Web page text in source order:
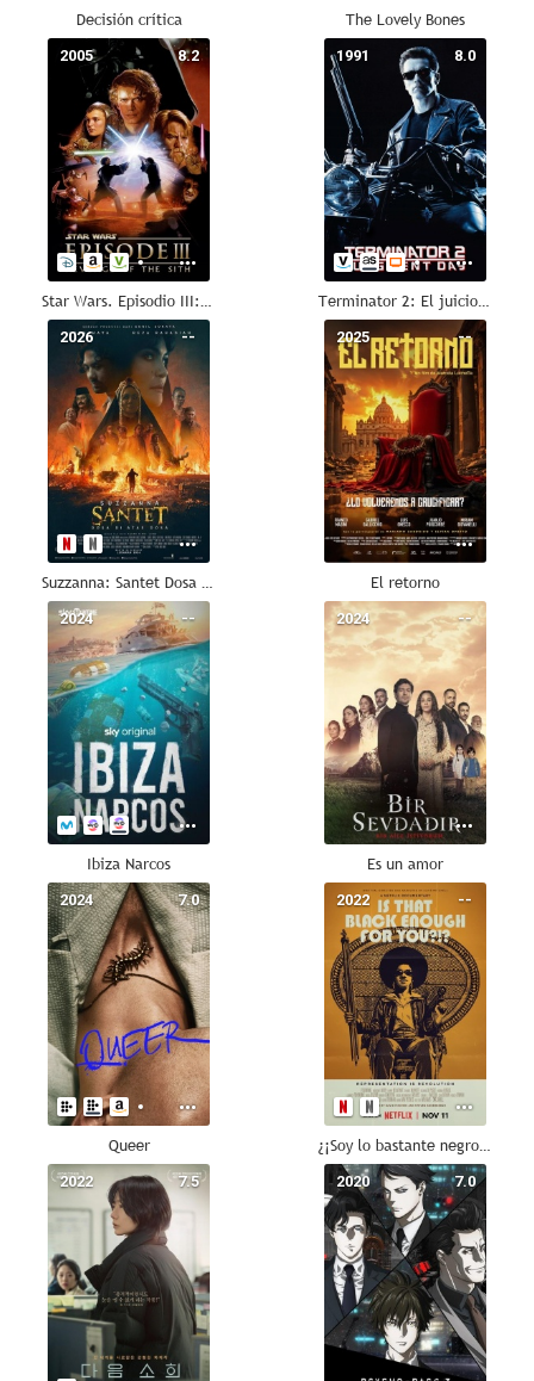
Decisión crítica The Lovely Bones
8.2
2005
Star Wars. Episodio III: La venganza de los Sith
8.0
1991
Terminator 2: El juicio final
--
2026
Suzzanna: Santet Dosa di Atas Dosa
--
2025
El retorno
--
2024
Ibiza Narcos
--
2024
Es un amor
7.0
2024
Queer
--
2022
¿¡Soy lo bastante negro para ti!?
7.5
2022 7.0
2020